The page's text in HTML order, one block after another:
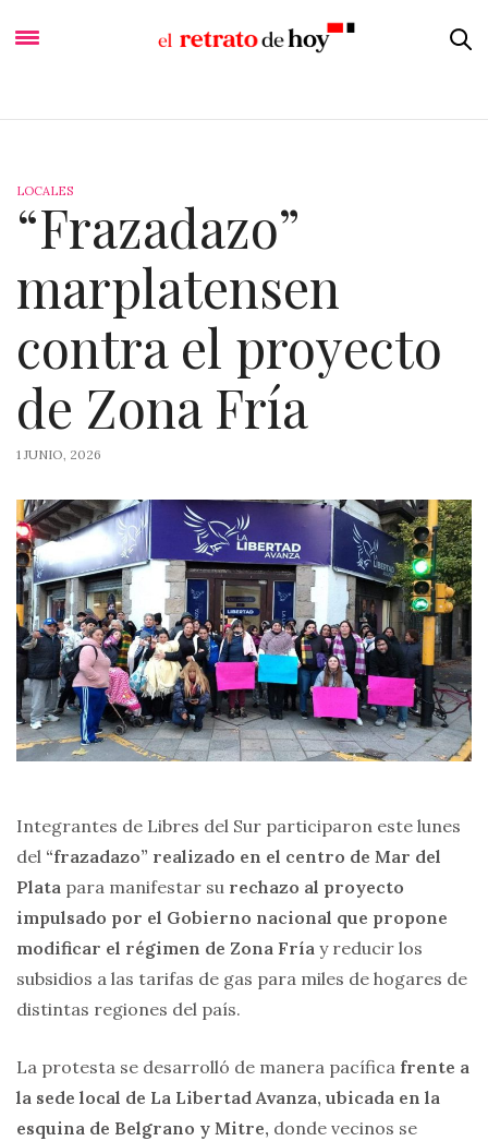
LOCALES
“Frazadazo”
marplatensen
contra el proyecto
de Zona Fría
1 JUNIO, 2026
Integrantes de Libres del Sur participaron este lunes
del “frazadazo” realizado en el centro de Mar del
Plata para manifestar su rechazo al proyecto
impulsado por el Gobierno nacional que propone
modificar el régimen de Zona Fría y reducir los
subsidios a las tarifas de gas para miles de hogares de
distintas regiones del país.
La protesta se desarrolló de manera pacífica frente a
la sede local de La Libertad Avanza, ubicada en la
esquina de Belgrano y Mitre, donde vecinos se